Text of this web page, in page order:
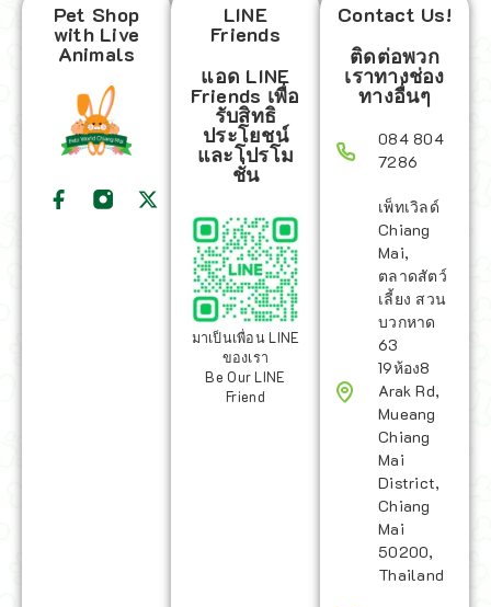
Pet Shop
with Live
Animals
LINE
Friends
แอด LINE
Friends เพื่อ
รับสิทธิ
ประโยชน์
และโปรโม
ชั่น
มาเป็นเพื่อน LINE
ของเรา
Be Our LINE
Friend
Contact Us!
ติดต่อพวก
เราทางช่อง
ทางอื่นๆ
084 804
7286
เพ็ทเวิลด์
Chiang
Mai,
ตลาดสัตว์
เลี้ยง สวน
บวกหาด
63
19ห้อง8
Arak Rd,
Mueang
Chiang
Mai
District,
Chiang
Mai
50200,
Thailand